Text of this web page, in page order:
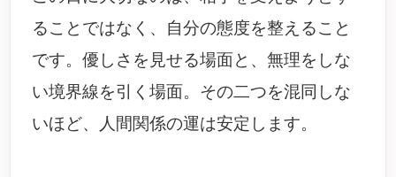
ることではなく、自分の態度を整えること
です。優しさを見せる場面と、無理をしな
い境界線を引く場面。その二つを混同しな
いほど、人間関係の運は安定します。